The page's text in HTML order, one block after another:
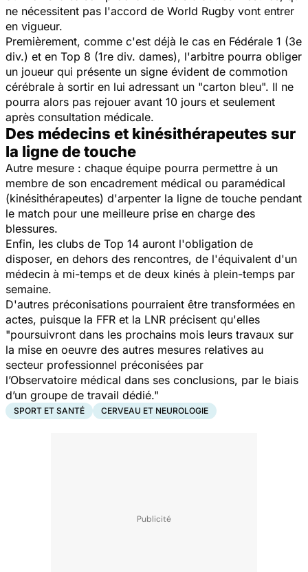
ne nécessitent pas l'accord de World Rugby vont entrer
en vigueur.
Premièrement, comme c'est déjà le cas en Fédérale 1 (3e
div.) et en Top 8 (1re div. dames), l'arbitre pourra obliger
un joueur qui présente un signe évident de commotion
cérébrale à sortir en lui adressant un "carton bleu". Il ne
pourra alors pas rejouer avant 10 jours et seulement
après consultation médicale.
Des médecins et kinésithérapeutes sur
la ligne de touche
Autre mesure : chaque équipe pourra permettre à un
membre de son encadrement médical ou paramédical
(kinésithérapeutes) d'arpenter la ligne de touche pendant
le match pour une meilleure prise en charge des
blessures.
Enfin, les clubs de Top 14 auront l'obligation de
disposer, en dehors des rencontres, de l'équivalent d'un
médecin à mi-temps et de deux kinés à plein-temps par
semaine.
D'autres préconisations pourraient être transformées en
actes, puisque la FFR et la LNR précisent qu'elles
"poursuivront dans les prochains mois leurs travaux sur
la mise en oeuvre des autres mesures relatives au
secteur professionnel préconisées par
l’Observatoire médical dans ses conclusions, par le biais
d’un groupe de travail dédié."
SPORT ET SANTÉ CERVEAU ET NEUROLOGIE